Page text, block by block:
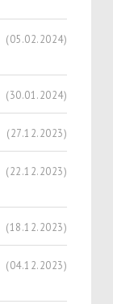
(05.02.2024)
(30.01.2024)
(27.12.2023)
(22.12.2023)
(18.12.2023)
(04.12.2023)